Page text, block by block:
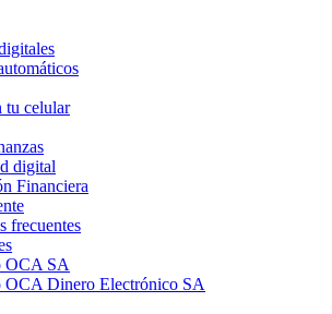
tu celular
digital
Financiera
frecuentes
OCA SA
OCA Dinero Electrónico SA